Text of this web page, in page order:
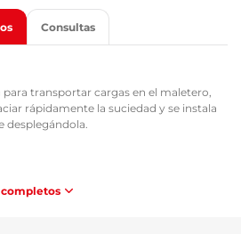
Consultas
para transportar cargas en el maletero,
rápidamente la suciedad y se instala
maletero cuentan con el certificado